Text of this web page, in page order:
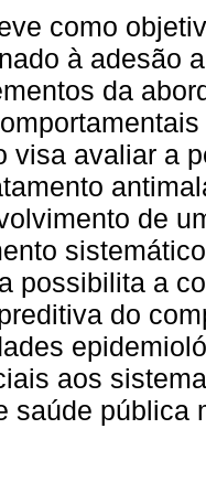
como
à adesão
da
visa avaliar a
de
possibilita a
do
aos
saúde pública